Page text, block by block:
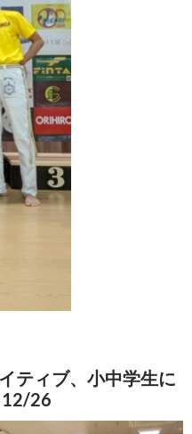
ティブ、小中学生に
12/26